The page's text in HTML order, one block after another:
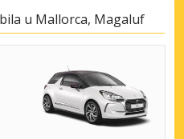
u Mallorca, Magaluf